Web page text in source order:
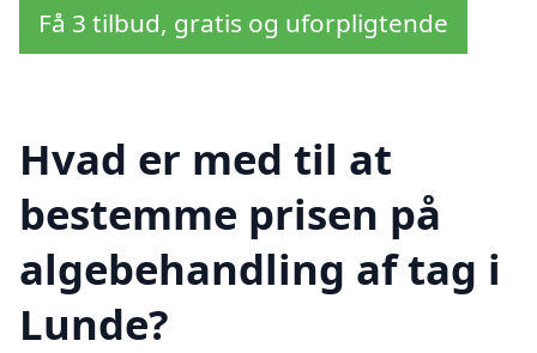
Få 3 tilbud, gratis og uforpligtende
Hvad er med til at
bestemme prisen på
algebehandling af tag i
Lunde?